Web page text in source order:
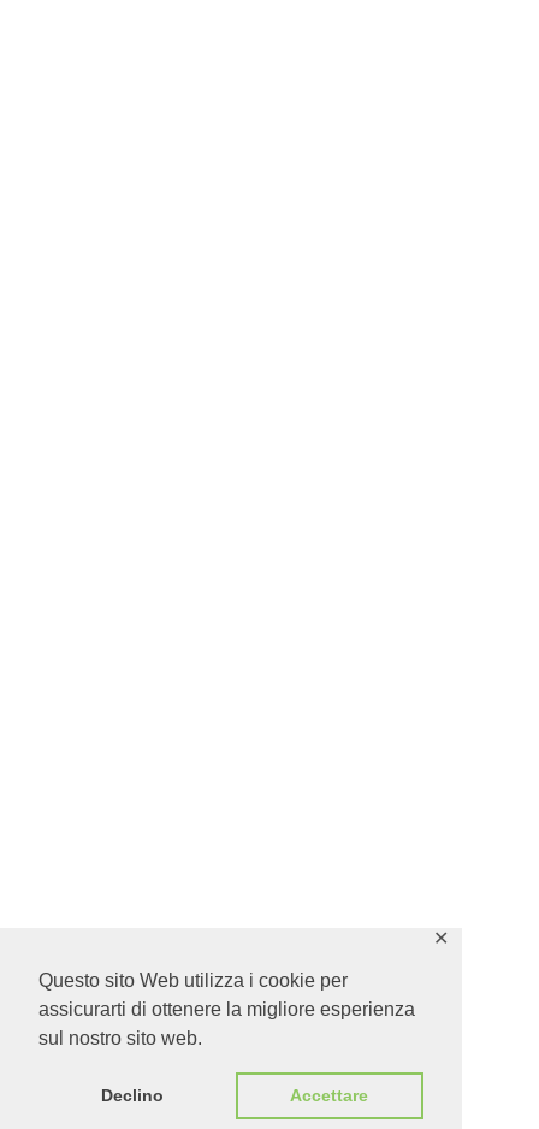
Questo sito Web utilizza i cookie per
assicurarti di ottenere la migliore esperienza
sul nostro sito web.
Declino Accettare
✕